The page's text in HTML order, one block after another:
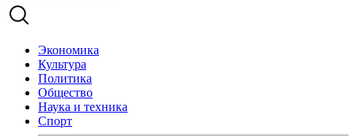
Экономика
Культура
Политика
Общество
Наука и техника
Спорт